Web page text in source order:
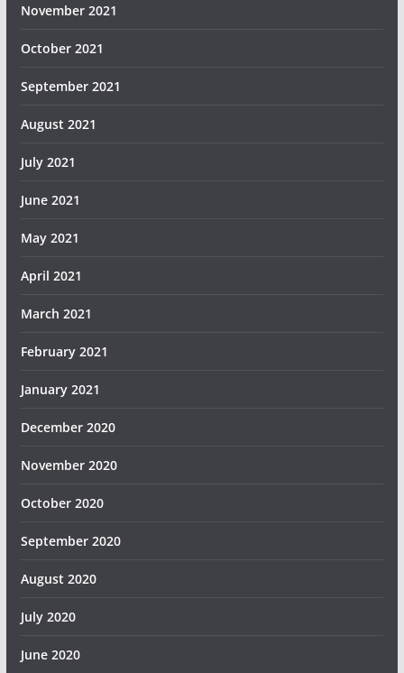
November 2021
October 2021
September 2021
August 2021
July 2021
June 2021
May 2021
April 2021
March 2021
February 2021
January 2021
December 2020
November 2020
October 2020
September 2020
August 2020
July 2020
June 2020